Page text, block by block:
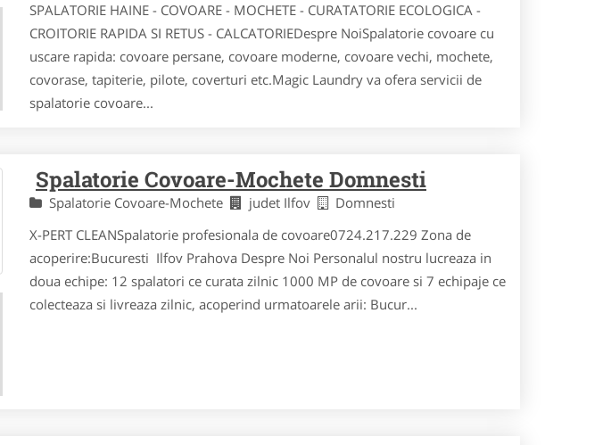
SPALATORIE HAINE - COVOARE - MOCHETE - CURATATORIE ECOLOGICA -
CROITORIE RAPIDA SI RETUS - CALCATORIEDespre NoiSpalatorie covoare cu
uscare rapida: covoare persane, covoare moderne, covoare vechi, mochete,
covorase, tapiterie, pilote, coverturi etc.Magic Laundry va ofera servicii de
spalatorie covoare...
Spalatorie Covoare-Mochete Domnesti
Spalatorie Covoare-Mochete judet Ilfov
Domnesti
X-PERT CLEANSpalatorie profesionala de covoare0724.217.229 Zona de
acoperire:Bucuresti Ilfov Prahova Despre Noi Personalul nostru lucreaza in
doua echipe: 12 spalatori ce curata zilnic 1000 MP de covoare si 7 echipaje ce
colecteaza si livreaza zilnic, acoperind urmatoarele arii: Bucur...